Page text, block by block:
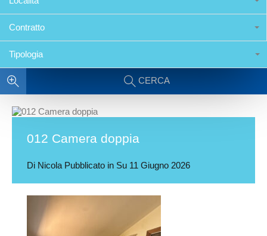
Contratto
Tipologia
CERCA
012 Camera doppia
Di Nicola Pubblicato in Su 11 Giugno 2026